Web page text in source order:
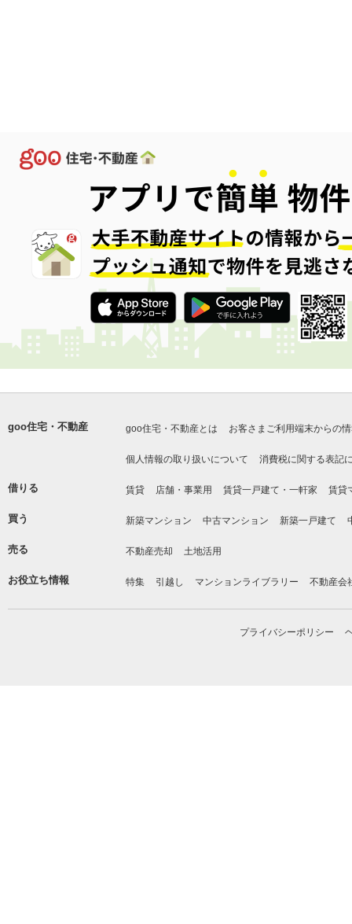
goo住宅・不動産 goo住宅・不動産とは お客さまご利用端末からの
個人情報の取り扱いについて 消費税に関する表記
借りる 賃貸 店舗・事業用 賃貸一戸建て・一軒家 賃貸
買う 新築マンション 中古マンション 新築一戸建て
売る 不動産売却 土地活用
お役立ち情報 特集 引越し マンションライブラリー 不動産会
プライバシーポリシー